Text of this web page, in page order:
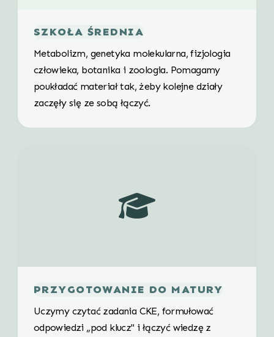
SZKOŁA ŚREDNIA
Metabolizm, genetyka molekularna, fizjologia
człowieka, botanika i zoologia. Pomagamy
poukładać materiał tak, żeby kolejne działy
zaczęły się ze sobą łączyć.
PRZYGOTOWANIE DO MATURY
Uczymy czytać zadania CKE, formułować
odpowiedzi „pod klucz" i łączyć wiedzę z